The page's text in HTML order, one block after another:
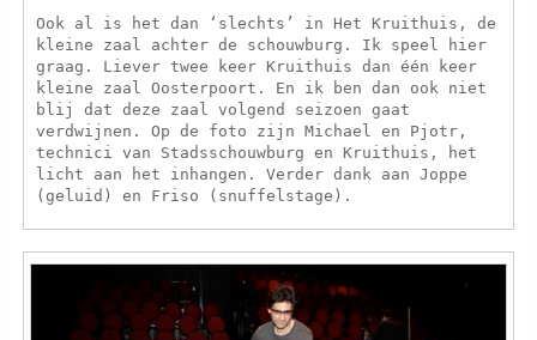
Ook al is het dan ‘slechts’ in Het Kruithuis, de
kleine zaal achter de schouwburg. Ik speel hier
graag. Liever twee keer Kruithuis dan één keer
kleine zaal Oosterpoort. En ik ben dan ook niet
blij dat deze zaal volgend seizoen gaat
verdwijnen. Op de foto zijn Michael en Pjotr,
technici van Stadsschouwburg en Kruithuis, het
licht aan het inhangen. Verder dank aan Joppe
(geluid) en Friso (snuffelstage).